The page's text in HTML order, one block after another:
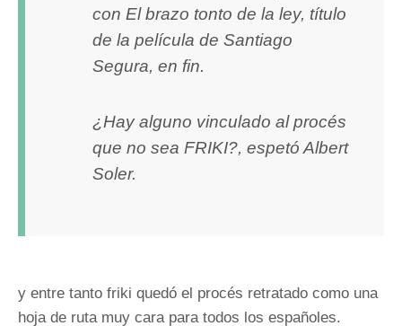
con El brazo tonto de la ley, título
de la película de Santiago
Segura, en fin.
¿Hay alguno vinculado al procés
que no sea FRIKI?, espetó Albert
Soler.
y entre tanto friki quedó el procés retratado como una
hoja de ruta muy cara para todos los españoles.